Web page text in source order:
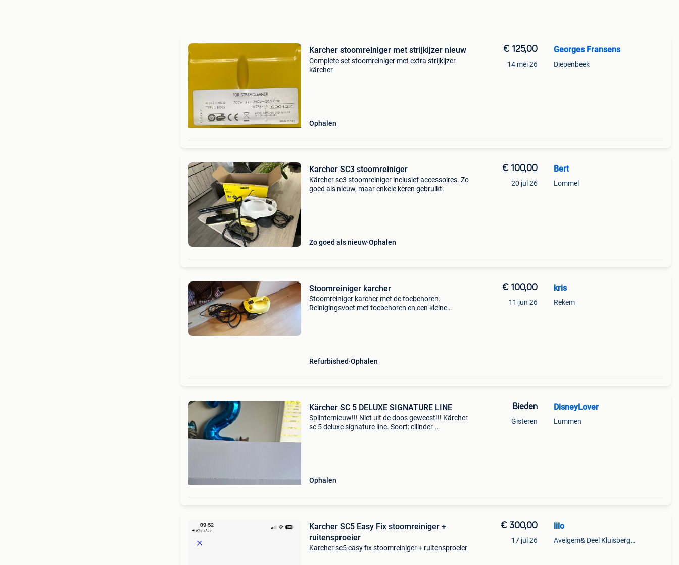
Karcher stoomreiniger met strijkijzer nieuw
Complete set stoomreiniger met extra strijkijzer
kärcher
Ophalen
€ 125,00
14 mei 26
Georges Fransens
Diepenbeek
Karcher SC3 stoomreiniger
Kärcher sc3 stoomreiniger inclusief accessoires. Zo
goed als nieuw, maar enkele keren gebruikt.
Zo goed als nieuw Ophalen
€ 100,00
20 jul 26
Bert
Lommel
Stoomreiniger karcher
Stoomreiniger karcher met de toebehoren.
Reinigingsvoet met toebehoren en een kleine
Refurbished Ophalen
€ 100,00
11 jun 26
kris
Rekem
Kärcher SC 5 DELUXE SIGNATURE LINE
Splinternieuw!!! Niet uit de doos geweest!!! Kärcher
sc 5 deluxe signature line. Soort: cilinder-
Ophalen
Bieden
Gisteren
DisneyLover
Lummen
Karcher SC5 Easy Fix stoomreiniger +
ruitensproeier
Karcher sc5 easy fix stoomreiniger + ruitensproeier
€ 300,00
17 jul 26
lilo
Avelgem& Deel Kluisbergen